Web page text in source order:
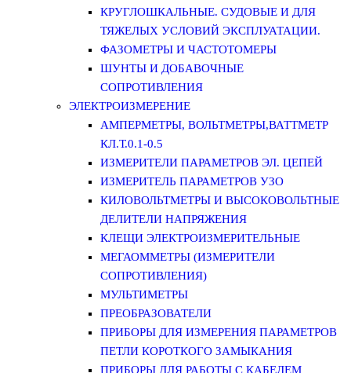
КРУГЛОШКАЛЬНЫЕ. СУДОВЫЕ И ДЛЯ
ТЯЖЕЛЫХ УСЛОВИЙ ЭКСПЛУАТАЦИИ.
ФАЗОМЕТРЫ И ЧАСТОТОМЕРЫ
ШУНТЫ И ДОБАВОЧНЫЕ
СОПРОТИВЛЕНИЯ
ЭЛЕКТРОИЗМЕРЕНИЕ
АМПЕРМЕТРЫ, ВОЛЬТМЕТРЫ,ВАТТМЕТР
КЛ.Т.0.1-0.5
ИЗМЕРИТЕЛИ ПАРАМЕТРОВ ЭЛ. ЦЕПЕЙ
ИЗМЕРИТЕЛЬ ПАРАМЕТРОВ УЗО
КИЛОВОЛЬТМЕТРЫ И ВЫСОКОВОЛЬТНЫЕ
ДЕЛИТЕЛИ НАПРЯЖЕНИЯ
КЛЕЩИ ЭЛЕКТРОИЗМЕРИТЕЛЬНЫЕ
МЕГАОММЕТРЫ (ИЗМЕРИТЕЛИ
СОПРОТИВЛЕНИЯ)
МУЛЬТИМЕТРЫ
ПРЕОБРАЗОВАТЕЛИ
ПРИБОРЫ ДЛЯ ИЗМЕРЕНИЯ ПАРАМЕТРОВ
ПЕТЛИ КОРОТКОГО ЗАМЫКАНИЯ
ПРИБОРЫ ДЛЯ РАБОТЫ С КАБЕЛЕМ